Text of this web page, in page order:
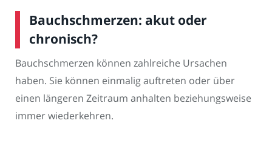
Bauchschmerzen: akut oder
chronisch?
Bauchschmerzen können zahlreiche Ursachen
haben. Sie können einmalig auftreten oder über
einen längeren Zeitraum anhalten beziehungsweise
immer wiederkehren.